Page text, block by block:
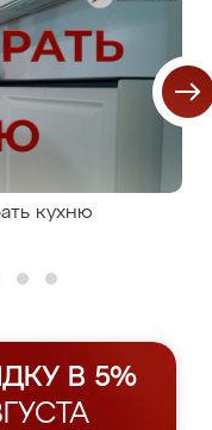
кухню
В 5%